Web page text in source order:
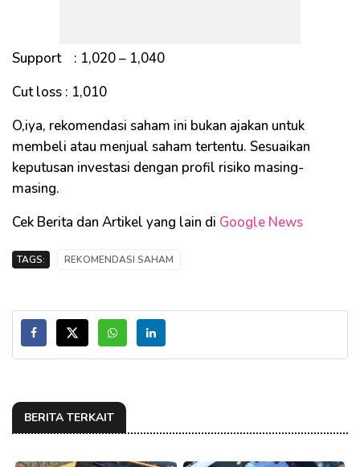
Support : 1,020 – 1,040
Cut loss : 1,010
O,iya, rekomendasi saham ini bukan ajakan untuk
membeli atau menjual saham tertentu. Sesuaikan
keputusan investasi dengan profil risiko masing-
masing.
Cek Berita dan Artikel yang lain di Google News
TAGS: REKOMENDASI SAHAM
BERITA TERKAIT